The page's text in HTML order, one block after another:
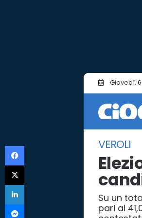
Giovedì,
VEROLI
Su un
pari al